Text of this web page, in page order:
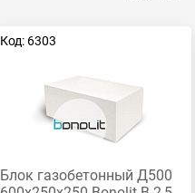
Код: 6303
Блок газобетонный Д500